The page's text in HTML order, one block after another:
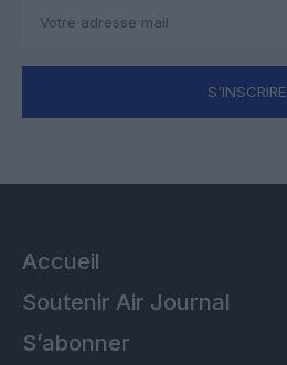
S'INSCRIRE
Accueil
Soutenir Air Journal
S’abonner